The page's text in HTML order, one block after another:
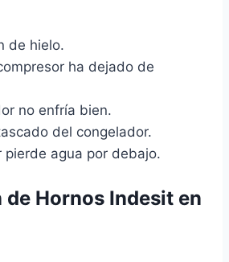
de hielo.
ha dejado de
no enfría bien.
del congelador.
pierde agua por debajo.
de Hornos Indesit en